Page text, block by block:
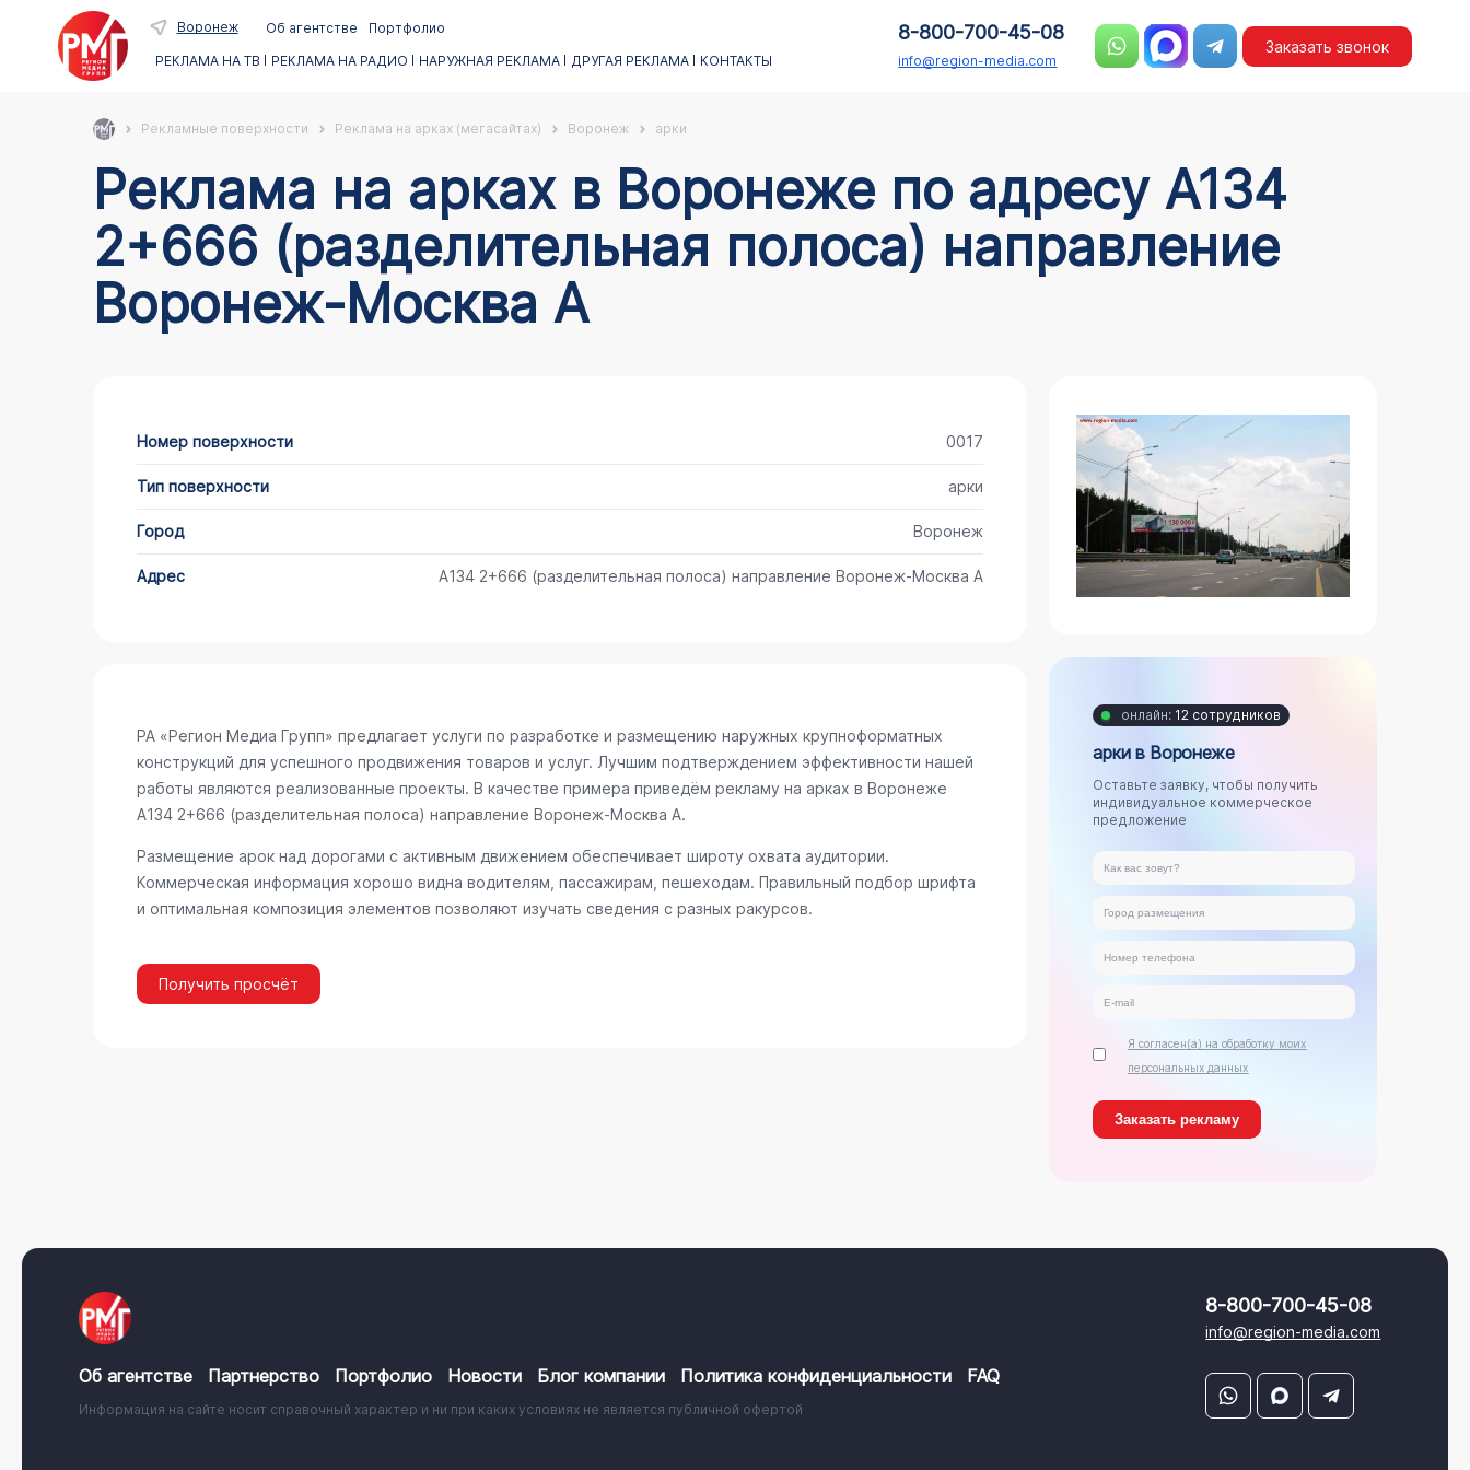
Воронеж Об агентстве
Портфолио
РЕКЛАМА НА ТВ
РЕКЛАМА НА РАДИО НАРУЖНАЯ РЕКЛАМА ДРУГАЯ РЕКЛАМА КОНТАКТЫ
8-800-700-45-08
info@region-media.com
Заказать звонок
Рекламные поверхности Реклама на арках (мегасайтах) Воронеж арки
Реклама на арках в Воронеже по адресу А134
2+666 (разделительная полоса) направление
Воронеж-Москва А
Номер поверхности 0017
Тип поверхности арки
Город Воронеж
Адрес А134 2+666 (разделительная полоса) направление Воронеж-Москва А
РА «Регион Медиа Групп» предлагает услуги по разработке и размещению наружных крупноформатных
конструкций для успешного продвижения товаров и услуг. Лучшим подтверждением эффективности нашей
работы являются реализованные проекты. В качестве примера приведём рекламу на арках в Воронеже
А134 2+666 (разделительная полоса) направление Воронеж-Москва А.
Размещение арок над дорогами с активным движением обеспечивает широту охвата аудитории.
Коммерческая информация хорошо видна водителям, пассажирам, пешеходам. Правильный подбор шрифта
и оптимальная композиция элементов позволяют изучать сведения с разных ракурсов.
Получить просчёт
онлайн: 12 сотрудников
арки в Воронеже
Оставьте заявку, чтобы получить
индивидуальное коммерческое
предложение
Я согласен(а) на обработку моих
персональных данных
8-800-700-45-08
info@region-media.com
Об агентстве Партнерство Портфолио Новости Блог компании Политика конфиденциальности FAQ
Информация на сайте носит справочный характер и ни при каких условиях не является публичной офертой